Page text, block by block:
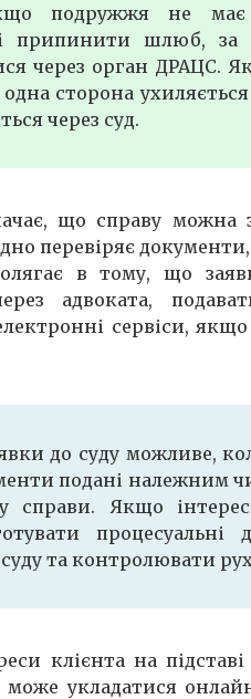
подружжя не має
припинити шлюб, за
через орган ДРАЦС.
сторона ухиляється
через суд.
що справу можна
перевіряє
в тому, що
адвоката,
сервіси, якщо
до суду можливе,
подані належним
справи. Якщо
процесуальні
та контролювати
клієнта на
укладатися